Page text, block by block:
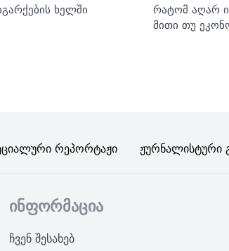
ხელში
რატომ აღარ
მითი თუ
Რეპორტაჟი Ჟურნალისტური
ინფორმაცია
ჩვენ შესახებ